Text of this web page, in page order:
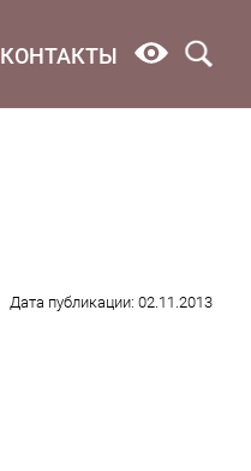
КОНТАКТЫ
Дата публикации: 02.11.2013